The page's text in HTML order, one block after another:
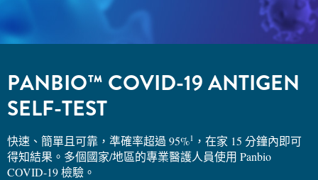
PANBIO™ COVID-19 ANTIGEN
SELF-TEST
快速、簡單且可靠，準確率超過 95%1 ，在家 15 分鐘內即可
得知結果。多個國家/地區的專業醫護人員使用 Panbio
COVID-19 檢驗。